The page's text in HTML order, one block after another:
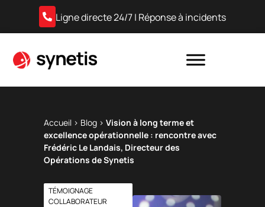
Ligne directe 24/7 | Réponse à incidents
Accueil › Blog › Vision à long terme et
excellence opérationnelle : rencontre avec
Frédéric Le Landais, Directeur des
Opérations de Synetis
TÉMOIGNAGE
COLLABORATEUR